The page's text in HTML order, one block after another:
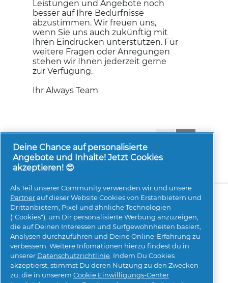
D
a
o
g
e
d
f
f
n
e
t
d
e
n
m
o
d
a
i
a
l
o
g
f
e
l
d
g
e
ö
f
f
n
e
Leistungen und Angebote noch
besser auf Ihre Bedürfnisse
abzustimmen. Wir freuen uns,
wenn Sie uns auch zukünftig mit
Ihren Eindrücken unterstützen. Für
weitere Fragen oder Anregungen
stehen wir Ihnen jederzeit gerne
zur Verfügung.
Ihr Always Team
1-8 von 1793 Bewertungen
Über uns Kontakt pg.com besuchen
Mehr Inspiration
Deine Chance auf personalisierte
Angebote und Inhalte! Jetzt Cookies
akzeptieren! 😊
Als Teil unserer Community verwenden wir und unsere
Partnerauf dieser Website Cookies von Erstanbietern und
Drittanbietern, Pixel und ähnliche Technologien
("Cookies"), um Dir personalisierte Werbung anzuzeigen,
die auf Deinen Interessen und Surfgewohnheiten basiert,
Analysen durchzuführen und Deine Online-Erfahrung zu
verbessern. Weitere Infomationen hierzu findest du in
unserer Datenschutzrichtlinie. Indem Du Cookies
akzeptierst, stimmst Du deren Nutzung zu den Zwecken
zu, die in unserem Cookie Einwilligungs-Center